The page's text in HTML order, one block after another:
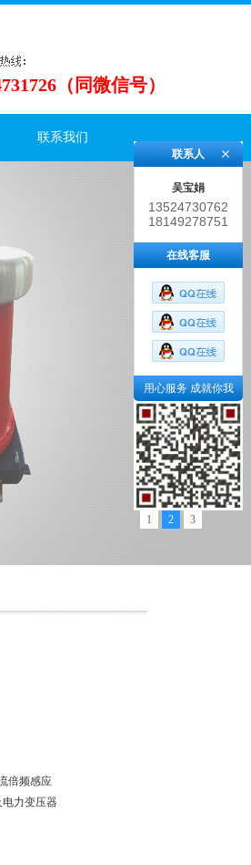
（同微信号）
联系我们
1 2 3
倍频感应
力变压器
联系人
吴宝娟
13524730762
18149278751
在线客服
用心服务 成就你我